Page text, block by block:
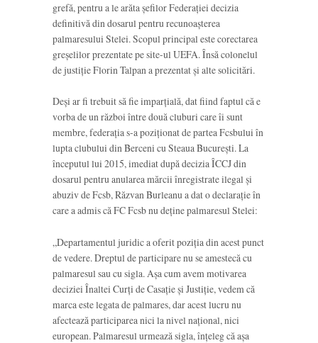
grefă, pentru a le arăta șefilor Federației decizia
definitivă din dosarul pentru recunoașterea
palmaresului Stelei. Scopul principal este corectarea
greșelilor prezentate pe site-ul UEFA. Însă colonelul
de justiție Florin Talpan a prezentat și alte solicitări.
Deși ar fi trebuit să fie imparțială, dat fiind faptul că e
vorba de un război între două cluburi care îi sunt
membre, federația s-a poziționat de partea Fcsbului în
lupta clubului din Berceni cu Steaua București. La
începutul lui 2015, imediat după decizia ÎCCJ din
dosarul pentru anularea mărcii înregistrate ilegal și
abuziv de Fcsb, Răzvan Burleanu a dat o declarație în
care a admis că FC Fcsb nu deține palmaresul Stelei:
„Departamentul juridic a oferit poziția din acest punct
de vedere. Dreptul de participare nu se amestecă cu
palmaresul sau cu sigla. Așa cum avem motivarea
deciziei Înaltei Curți de Casație și Justiție, vedem că
marca este legata de palmares, dar acest lucru nu
afectează participarea nici la nivel național, nici
european. Palmaresul urmează sigla, înțeleg că așa